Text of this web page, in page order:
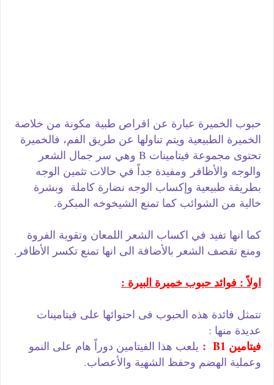
حبوب الخميرة عبارة عن اقراص طبية مكونة من خلاصة
الخميرة الطبيعية ويتم تناولها عن طريق الفم، فالخميرة
تحتوى مجموعة فيتامينات B وهي سر جمال الشعر
والوجه والأظافر ومفيدة جداً في حالات تثمين الوجه
بطريقة طبيعية وإكساب الوجه نضارة كاملة وبشرة
خالية من الشوائب كما تمنع الشيخوخه المبكرة.
كما انها تفيد في اكساب الشعر اللمعان وتقوية الفروة
ومنع تقصف الشعر بالأضافة الى انها تمنع تكسر الأظافر.
اولاً : فوائد حبوب خميرة البيرة :
تتمثل فائدة هذه الحبوب فى احتوائها على فيتامينات
عديدة منها :
فيتامين B1 :
يلعب هذا الفيتامين دوراً هام على النمو
وعملية الهضم وحفظ الشهية والأعصاب.